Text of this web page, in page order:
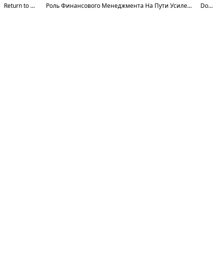
Return to Article Details Роль Финансового Менеджмента На Пути Усиления Инвестиций Рельного Сектора Экономики Download